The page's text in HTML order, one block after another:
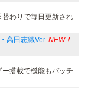
わりで毎日更新され
高田志織Ver. NEW！
搭載で機能もバッチ